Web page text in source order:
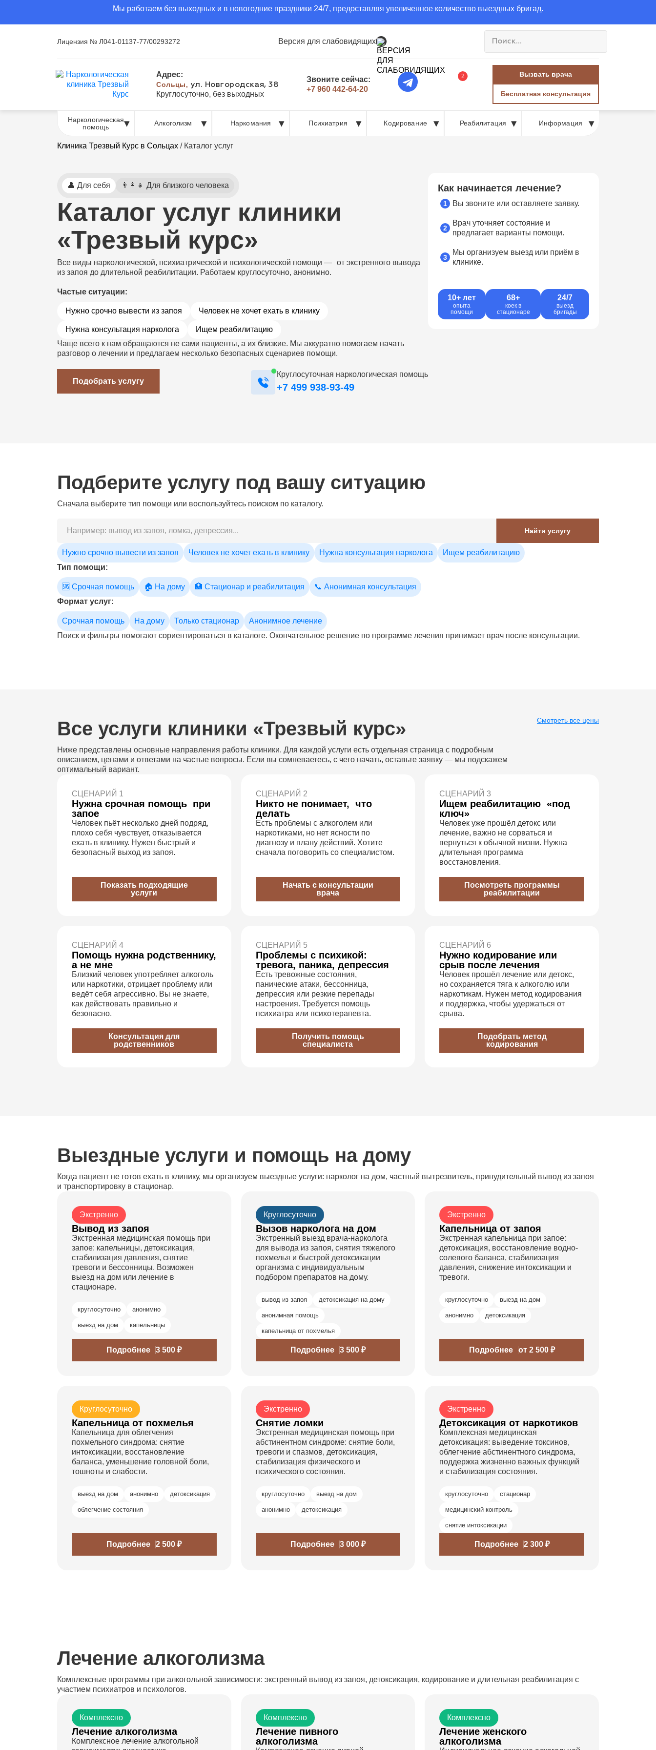
Мы работаем без выходных и в новогодние праздники 24/7, предоставляя увеличенное количество выездных бригад.
Лицензия № Л041-01137-77/00293272 Версия для слабовидящих
Адрес:
Сольцы, ул. Новгородская, 38
Круглосуточно, без выходных
Звоните сейчас:
+7 960 442-64-20
2 Вызвать врача
Бесплатная консультация
Наркологическая
помощь
Алкоголизм Наркомания Психиатрия Кодирование Реабилитация Информация
Клиника Трезвый Курс в Сольцах / Каталог услуг
👤 Для себя 👨‍👩‍👧 Для близкого человека
Каталог услуг клиники
«Трезвый курс»
Все виды наркологической, психиатрической и психологической помощи — от экстренного вывода
из запоя до длительной реабилитации. Работаем круглосуточно, анонимно.
Частые ситуации:
Нужно срочно вывести из запоя Человек не хочет ехать в клинику
Нужна консультация нарколога
Ищем реабилитацию
Чаще всего к нам обращаются не сами пациенты, а их близкие. Мы аккуратно помогаем начать
разговор о лечении и предлагаем несколько безопасных сценариев помощи.
Подобрать услугу
Круглосуточная наркологическая помощь
+7 499 938-93-49
Как начинается лечение?
Вы звоните или оставляете заявку.
Врач уточняет состояние и
предлагает варианты помощи.
Мы организуем выезд или приём в
клинике.
10+ лет
опыта
помощи
68+
коек в
стационаре
24/7
выезд
бригады
Подберите услугу под вашу ситуацию
Сначала выберите тип помощи или воспользуйтесь поиском по каталогу.
Найти услугу
Нужно срочно вывести из запоя Человек не хочет ехать в клинику Нужна консультация нарколога
Ищем реабилитацию
Тип помощи:
🆘 Срочная помощь 🏠 На дому 🏥 Стационар и реабилитация
📞 Анонимная консультация
Формат услуг:
Срочная помощь На дому Только стационар
Анонимное лечение
Поиск и фильтры помогают сориентироваться в каталоге. Окончательное решение по программе лечения принимает врач после консультации.
Все услуги клиники «Трезвый курс»
Ниже представлены основные направления работы клиники. Для каждой услуги есть отдельная страница с подробным
описанием, ценами и ответами на частые вопросы. Если вы сомневаетесь, с чего начать, оставьте заявку — мы подскажем
оптимальный вариант.
Смотреть все цены
СЦЕНАРИЙ 1
Нужна срочная помощь при
запое
Человек пьёт несколько дней подряд,
плохо себя чувствует, отказывается
ехать в клинику. Нужен быстрый и
безопасный выход из запоя.
Показать подходящие
услуги
СЦЕНАРИЙ 2
Никто не понимает, что
делать
Есть проблемы с алкоголем или
наркотиками, но нет ясности по
диагнозу и плану действий. Хотите
сначала поговорить со специалистом.
Начать с консультации
врача
СЦЕНАРИЙ 3
Ищем реабилитацию «под
ключ»
Человек уже прошёл детокс или
лечение, важно не сорваться и
вернуться к обычной жизни. Нужна
длительная программа
восстановления.
Посмотреть программы
реабилитации
СЦЕНАРИЙ 4
Помощь нужна родственнику,
а не мне
Близкий человек употребляет алкоголь
или наркотики, отрицает проблему или
ведёт себя агрессивно. Вы не знаете,
как действовать правильно и
безопасно.
Консультация для
родственников
СЦЕНАРИЙ 5
Проблемы с психикой:
тревога, паника, депрессия
Есть тревожные состояния,
панические атаки, бессонница,
депрессия или резкие перепады
настроения. Требуется помощь
психиатра или психотерапевта.
Получить помощь
специалиста
СЦЕНАРИЙ 6
Нужно кодирование или
срыв после лечения
Человек прошёл лечение или детокс,
но сохраняется тяга к алкоголю или
наркотикам. Нужен метод кодирования
и поддержка, чтобы удержаться от
срыва.
Подобрать метод
кодирования
Выездные услуги и помощь на дому
Когда пациент не готов ехать в клинику, мы организуем выездные услуги: нарколог на дом, частный вытрезвитель, принудительный вывод из запоя
и транспортировку в стационар.
Экстренно
Вывод из запоя
Экстренная медицинская помощь при
запое: капельницы, детоксикация,
стабилизация давления, снятие
тревоги и бессонницы. Возможен
выезд на дом или лечение в
стационаре.
круглосуточно анонимно
выезд на дом капельницы
Подробнее 3 500 ₽
Круглосуточно
Вызов нарколога на дом
Экстренный выезд врача-нарколога
для вывода из запоя, снятия тяжелого
похмелья и быстрой детоксикации
организма с индивидуальным
подбором препаратов на дому.
вывод из запоя детоксикация на дому
анонимная помощь
капельница от похмелья
Подробнее 3 500 ₽
Экстренно
Капельница от запоя
Экстренная капельница при запое:
детоксикация, восстановление водно-
солевого баланса, стабилизация
давления, снижение интоксикации и
тревоги.
круглосуточно выезд на дом
анонимно детоксикация
Подробнее от 2 500 ₽
Круглосуточно
Капельница от похмелья
Капельница для облегчения
похмельного синдрома: снятие
интоксикации, восстановление
баланса, уменьшение головной боли,
тошноты и слабости.
выезд на дом анонимно детоксикация
облегчение состояния
Подробнее 2 500 ₽
Экстренно
Снятие ломки
Экстренная медицинская помощь при
абстинентном синдроме: снятие боли,
тревоги и спазмов, детоксикация,
стабилизация физического и
психического состояния.
круглосуточно выезд на дом
анонимно детоксикация
Подробнее 3 000 ₽
Экстренно
Детоксикация от наркотиков
Комплексная медицинская
детоксикация: выведение токсинов,
облегчение абстинентного синдрома,
поддержка жизненно важных функций
и стабилизация состояния.
круглосуточно стационар
медицинский контроль
снятие интоксикации
Подробнее 2 300 ₽
Лечение алкоголизма
Комплексные программы при алкогольной зависимости: экстренный вывод из запоя, детоксикация, кодирование и длительная реабилитация с
участием психиатров и психологов.
Комплексно
Лечение алкоголизма
Комплексное лечение алкогольной
Комплексно
Лечение пивного
алкоголизма
Комплексно
Лечение женского
алкоголизма